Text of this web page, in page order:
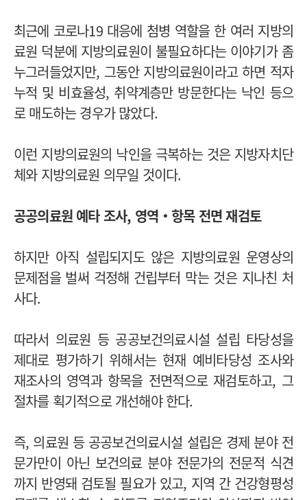
최근에 코로나19 대응에 첨병 역할을 한 여러 지방의
료원 덕분에 지방의료원이 불필요하다는 이야기가 좀
누그러들었지만, 그동안 지방의료원이라고 하면 적자
누적 및 비효율성, 취약계층만 방문한다는 낙인 등으
로 매도하는 경우가 많았다.
이런 지방의료원의 낙인을 극복하는 것은 지방자치단
체와 지방의료원 의무일 것이다.
공공의료원 예타 조사, 영역‧항목 전면 재검토
하지만 아직 설립되지도 않은 지방의료원 운영상의
문제점을 벌써 걱정해 건립부터 막는 것은 지나친 처
사다.
따라서 의료원 등 공공보건의료시설 설립 타당성을
제대로 평가하기 위해서는 현재 예비타당성 조사와
재조사의 영역과 항목을 전면적으로 재검토하고, 그
절차를 획기적으로 개선해야 한다.
즉, 의료원 등 공공보건의료시설 설립은 경제 분야 전
문가만이 아닌 보건의료 분야 전문가의 전문적 식견
까지 반영돼 검토될 필요가 있고, 지역 간 건강형평성